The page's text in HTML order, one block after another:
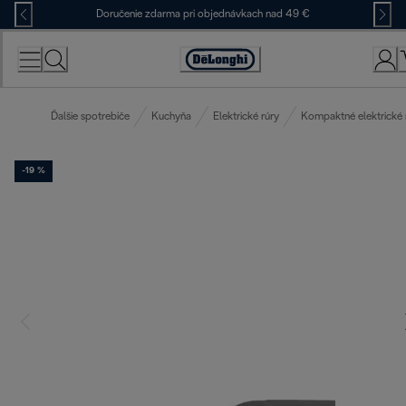
Skip
to
Content
Doručenie zdarma pri objednávkach nad 49 €
Accessibility
Ďalšie spotrebiče Kuchyňa Elektrické rúry Kompaktné elektrické
-19 %